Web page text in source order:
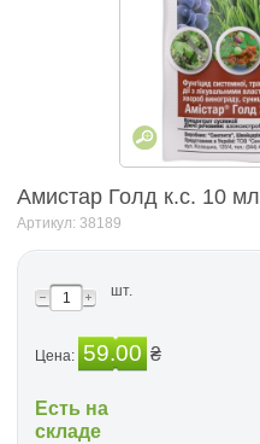
Амистар Голд к.с. 10 мл
Артикул: 38189
шт.
Цена: 59.00 ₴
Есть на
складе